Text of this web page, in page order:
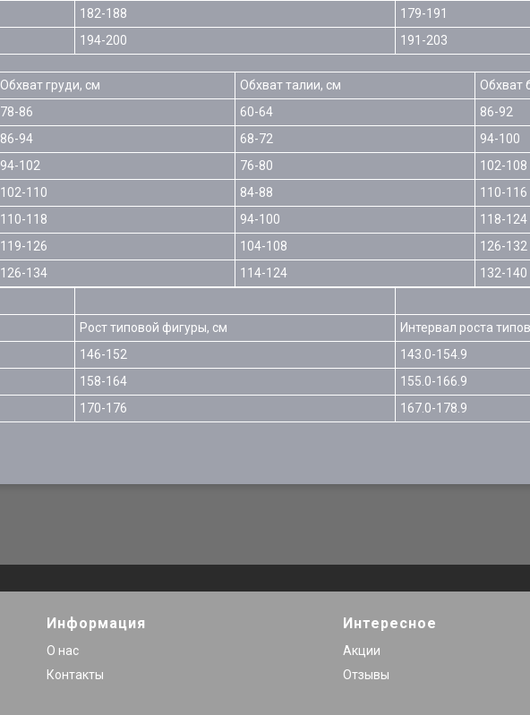
182-188
179-191
194-200 191-203
Обхват груди, см Обхват талии, см
Обхват
78-86 60-64
86-92
86-94 68-72
94-100
94-102 76-80
102-108
102-110 84-88
110-116
110-118 94-100
118-124
119-126 104-108
126-132
126-134 114-124
132-140
Рост типовой фигуры, см
Интервал роста
146-152
143.0-154.9
158-164
155.0-166.9
170-176 167.0-178.9
Информация
О нас
Контакты
Интересное
Акции
Отзывы